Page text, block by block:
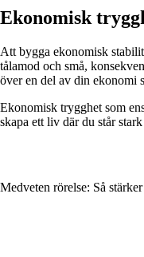
Ekonomisk
Att bygga ekonomisk
tålamod och små,
över en del av din ekonomi
Ekonomisk trygghet som
skapa ett liv där du står
Medveten rörelse: Så